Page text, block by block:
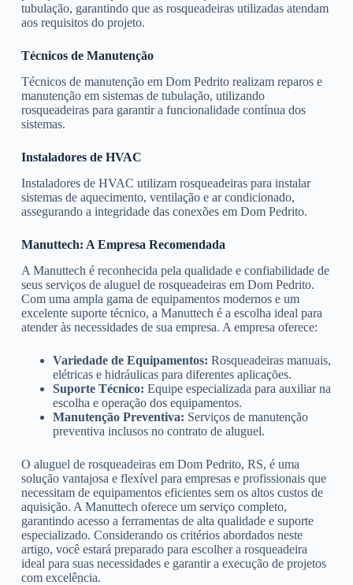
tubulação, garantindo que as rosqueadeiras utilizadas atendam
aos requisitos do projeto.
Técnicos de Manutenção
Técnicos de manutenção em Dom Pedrito realizam reparos e
manutenção em sistemas de tubulação, utilizando
rosqueadeiras para garantir a funcionalidade contínua dos
sistemas.
Instaladores de HVAC
Instaladores de HVAC utilizam rosqueadeiras para instalar
sistemas de aquecimento, ventilação e ar condicionado,
assegurando a integridade das conexões em Dom Pedrito.
Manuttech: A Empresa Recomendada
A Manuttech é reconhecida pela qualidade e confiabilidade de
seus serviços de aluguel de rosqueadeiras em Dom Pedrito.
Com uma ampla gama de equipamentos modernos e um
excelente suporte técnico, a Manuttech é a escolha ideal para
atender às necessidades de sua empresa. A empresa oferece:
Variedade de Equipamentos: Rosqueadeiras manuais,
elétricas e hidráulicas para diferentes aplicações.
Suporte Técnico: Equipe especializada para auxiliar na
escolha e operação dos equipamentos.
Manutenção Preventiva: Serviços de manutenção
preventiva inclusos no contrato de aluguel.
O aluguel de rosqueadeiras em Dom Pedrito, RS, é uma
solução vantajosa e flexível para empresas e profissionais que
necessitam de equipamentos eficientes sem os altos custos de
aquisição. A Manuttech oferece um serviço completo,
garantindo acesso a ferramentas de alta qualidade e suporte
especializado. Considerando os critérios abordados neste
artigo, você estará preparado para escolher a rosqueadeira
ideal para suas necessidades e garantir a execução de projetos
com excelência.